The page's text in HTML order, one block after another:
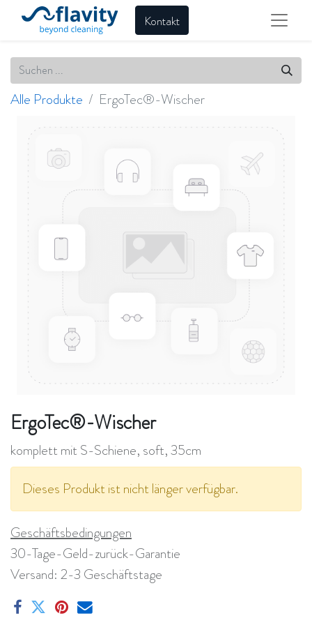
Kontakt
Alle Produkte ErgoTec®-Wischer
ErgoTec®-Wischer
komplett mit S-Schiene, soft, 35cm
Dieses Produkt ist nicht länger verfügbar.
Geschäftsbedingungen
30-Tage-Geld-zurück-Garantie
Versand: 2-3 Geschäftstage